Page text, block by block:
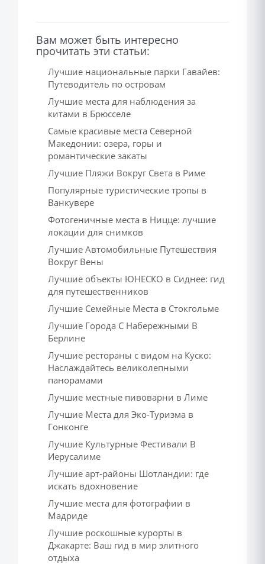
Вам может быть интересно
прочитать эти статьи:
Лучшие национальные парки Гавайев:
Путеводитель по островам
Лучшие места для наблюдения за
китами в Брюсселе
Самые красивые места Северной
Македонии: озера, горы и
романтические закаты
Лучшие Пляжи Вокруг Света в Риме
Популярные туристические тропы в
Ванкувере
Фотогеничные места в Ницце: лучшие
локации для снимков
Лучшие Автомобильные Путешествия
Вокруг Вены
Лучшие объекты ЮНЕСКО в Сиднее: гид
для путешественников
Лучшие Семейные Места в Стокгольме
Лучшие Города С Набережными В
Берлине
Лучшие рестораны с видом на Куско:
Наслаждайтесь великолепными
панорамами
Лучшие местные пивоварни в Лиме
Лучшие Места для Эко-Туризма в
Гонконге
Лучшие Культурные Фестивали В
Иерусалиме
Лучшие арт-районы Шотландии: где
искать вдохновение
Лучшие места для фотографии в
Мадриде
Лучшие роскошные курорты в
Джакарте: Ваш гид в мир элитного
отдыха